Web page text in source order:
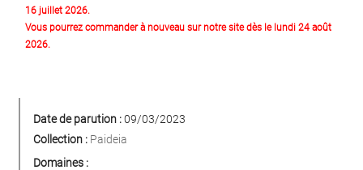
16 juillet 2026.
Vous pourrez commander à nouveau sur notre site dès le lundi 24 août
2026.
Date de parution :09/03/2023
Collection : Paideia
Domaines :